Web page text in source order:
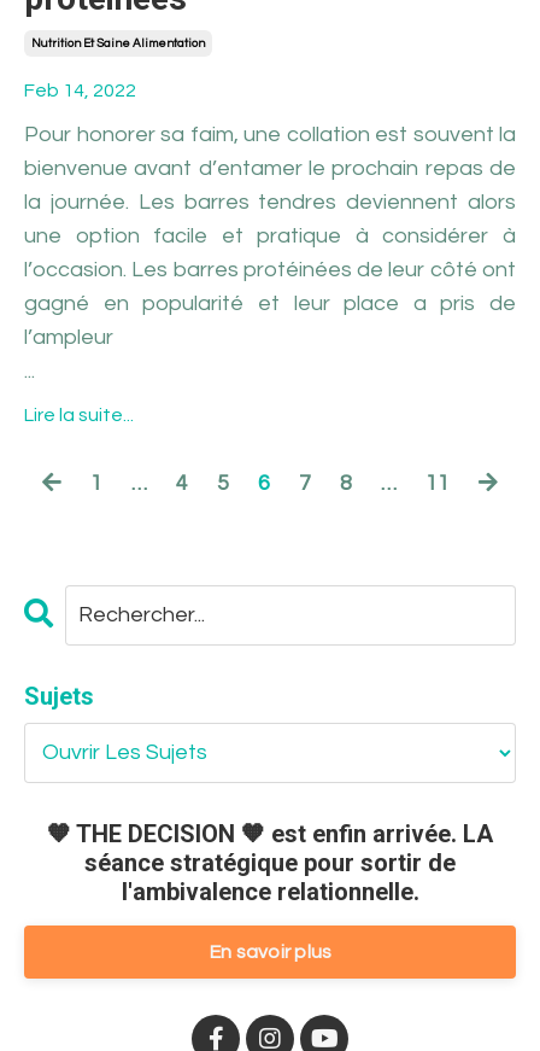
Nutrition Et Saine Alimentation
Feb 14, 2022
Pour honorer sa faim, une collation est souvent la
bienvenue avant d’entamer le prochain repas de
la journée. Les barres tendres deviennent alors
une option facile et pratique à considérer à
l’occasion. Les barres protéinées de leur côté ont
gagné en popularité et leur place a pris de
l’ampleur
...
Lire la suite...
1 … 4 5 6 7 8 … 11
Sujets
🧡 THE DECISION 🧡 est enfin arrivée. LA
séance stratégique pour sortir de
l'ambivalence relationnelle.
En savoir plus